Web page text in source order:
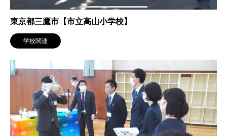
東京都三鷹市【市立高山小学校】
学校関連